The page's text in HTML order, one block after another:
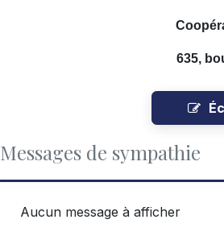
635,
Messages de sympathie
Aucun message à afficher